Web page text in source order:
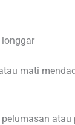
mati